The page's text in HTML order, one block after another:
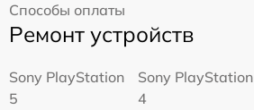
Способы оплаты
Ремонт устройств
Sony PlayStation
5
Sony PlayStation
4